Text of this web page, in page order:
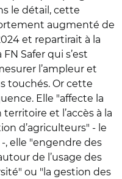
le détail, cette
augmenté de
et repartirait à la
Safer qui s’est
l’ampleur et
touchés. Or cette
Elle "affecte la
et l’accès à la
d’agriculteurs" - le
, elle "engendre des
de l’usage des
ou "la gestion des